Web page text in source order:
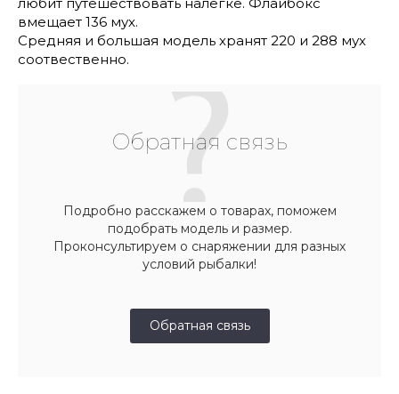
вмещает 136 мух.
Средняя и большая модель хранят 220 и 288 мух
соотвественно.
Обратная связь
Подробно расскажем о товарах, поможем
подобрать модель и размер.
Проконсультируем о снаряжении для разных
условий рыбалки!
Обратная связь